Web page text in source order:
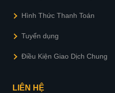
Hình Thức Thanh Toán
Tuyển dụng
Điều Kiện Giao Dịch Chung
LIÊN HỆ